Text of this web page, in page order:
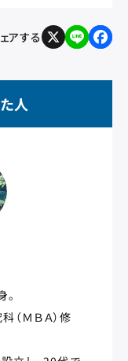
アする X L
i
n
F
a
c
o
k
人
ＭＢＡ）修